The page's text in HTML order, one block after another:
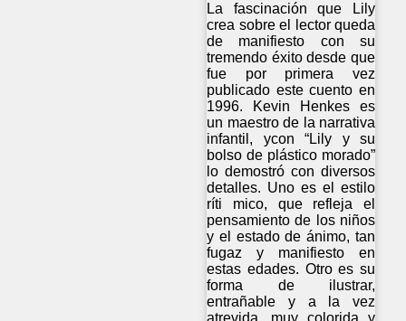
La fascinación que Lily
crea sobre el lector queda
de manifiesto con su
tremendo éxito desde que
fue por primera vez
publicado este cuento en
1996. Kevin Henkes es
un maestro de la narrativa
infantil, ycon “Lily y su
bolso de plástico morado”
lo demostró con diversos
detalles. Uno es el estilo
ríti mico, que refleja el
pensamiento de los niños
y el estado de ánimo, tan
fugaz y manifiesto en
estas edades. Otro es su
forma de ilustrar,
entrañable y a la vez